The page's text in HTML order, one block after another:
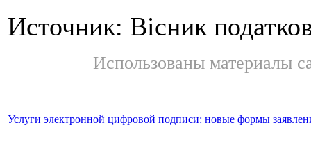
Источник: Вісник
Использованы материалы
Услуги электронной цифровой подписи: новые формы